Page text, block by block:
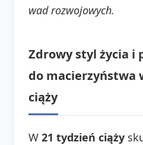
wad rozwojowych.
Zdrowy styl życia i
do macierzyństwa
ciąży
W 21 tydzień ciąży